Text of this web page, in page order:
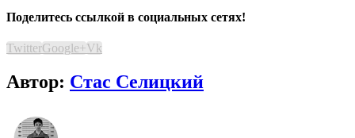
Поделитесь ссылкой в социальных сетях!
TwitterGoogle+Vk
Автор: Стас Селицкий